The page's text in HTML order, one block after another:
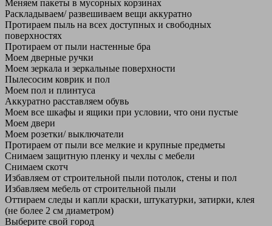
Меняем пакеты в мусорных корзинах
Раскладываем/ развешиваем вещи аккуратно
Протираем пыль на всех доступных и свободных
поверхностях
Протираем от пыли настенные бра
Моем дверные ручки
Моем зеркала и зеркальные поверхности
Пылесосим коврик и пол
Моем пол и плинтуса
Аккуратно расставляем обувь
Моем все шкафы и ящики при условии, что они пустые
Моем двери
Моем розетки/ выключатели
Протираем от пыли все мелкие и крупные предметы
Снимаем защитную пленку и чехлы с мебели
Снимаем скотч
Избавляем от строительной пыли потолок, стены и пол
Избавляем мебель от строительной пыли
Оттираем следы и капли краски, штукатурки, затирки, клея
(не более 2 см диаметром)
Выберите свой город